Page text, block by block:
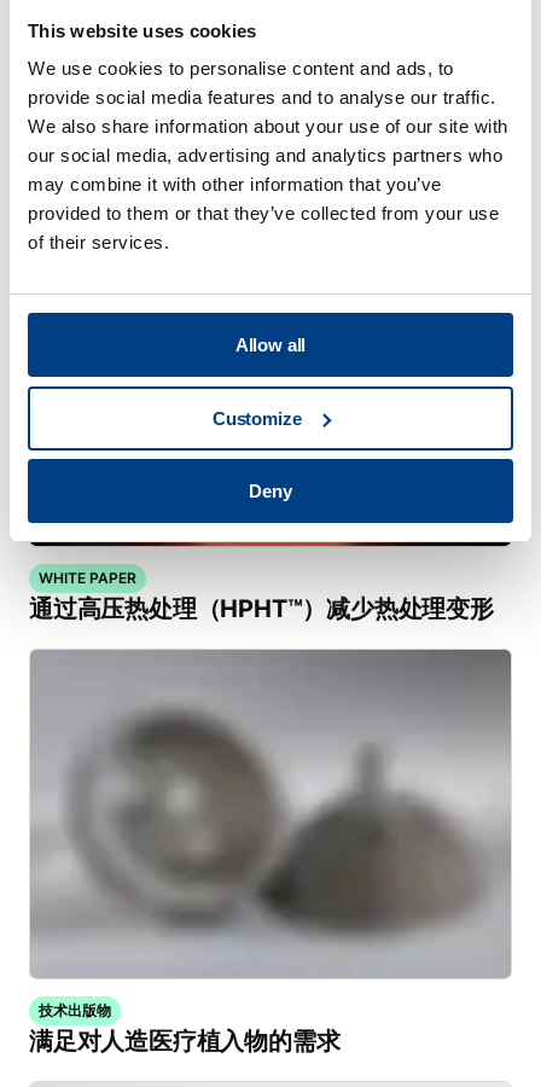
This website uses cookies
We use cookies to personalise content and ads, to
provide social media features and to analyse our traffic.
We also share information about your use of our site with
our social media, advertising and analytics partners who
may combine it with other information that you’ve
provided to them or that they’ve collected from your use
of their services.
Allow all
Customize
Deny
网络研讨会
用于金属 AM 的热等静压工艺 (HIP)
WHITE PAPER
通过高压热处理（HPHT™）减少热处理变形
技术出版物
满足对人造医疗植入物的需求